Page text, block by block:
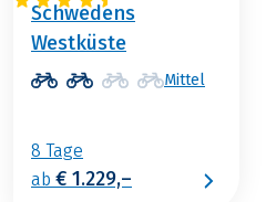
Schwedens
Westküste
Mittel
8 Tage
ab € 1.229,–